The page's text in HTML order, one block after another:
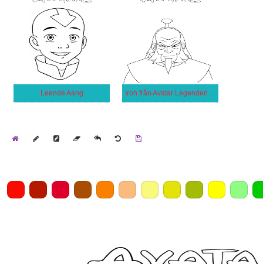
Leende Aang Iroh från Avatar Legenden om Aang